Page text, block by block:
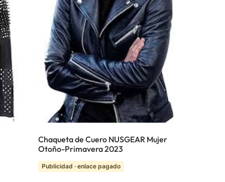
Chaqueta de Cuero NUSGEAR Mujer
Otoño-Primavera 2023
Publicidad · enlace pagado